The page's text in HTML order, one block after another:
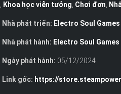
, Khoa học viễn tưởng, Chơi đơn,
Nhà phát triển: Electro Soul Games
Nhà phát hành: Electro Soul Games
Ngày phát hành: 05/12/2024
Link gốc: https://